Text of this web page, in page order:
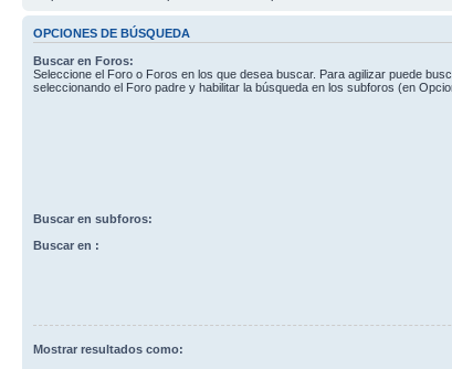
OPCIONES DE BÚSQUEDA
Buscar en Foros:
Seleccione el Foro o Foros en los que desea buscar. Para agilizar puede
seleccionando el Foro padre y habilitar la búsqueda en los subforos (en
Buscar en subforos:
Buscar en :
Mostrar resultados como: